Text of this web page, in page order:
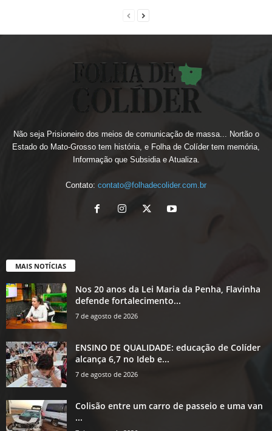
Não seja Prisioneiro dos meios de comunicação de massa... Nortão o
Estado do Mato-Grosso tem história, e Folha de Colíder tem memória,
Informação que Subsidia e Atualiza.
Contato: contato@folhadecolider.com.br
MAIS NOTÍCIAS
Nos 20 anos da Lei Maria da Penha, Flavinha
defende fortalecimento...
7 de agosto de 2026
ENSINO DE QUALIDADE: educação de Colíder
alcança 6,7 no Ideb e...
7 de agosto de 2026
Colisão entre um carro de passeio e uma van
...